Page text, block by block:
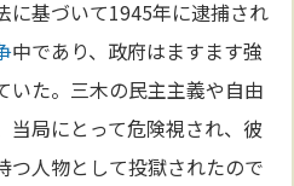
に基づいて1945年に逮捕され
中であり、政府はますます強
いた。三木の民主主義や自由
当局にとって危険視され、彼
つ人物として投獄されたので